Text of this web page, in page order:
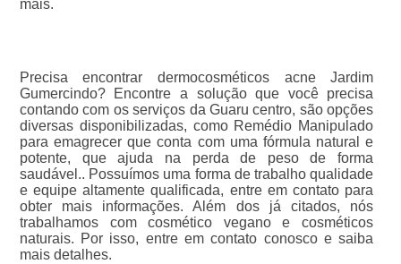
mais.
Precisa encontrar dermocosméticos acne Jardim
Gumercindo? Encontre a solução que você precisa
contando com os serviços da Guaru centro, são opções
diversas disponibilizadas, como Remédio Manipulado
para emagrecer que conta com uma fórmula natural e
potente, que ajuda na perda de peso de forma
saudável.. Possuímos uma forma de trabalho qualidade
e equipe altamente qualificada, entre em contato para
obter mais informações. Além dos já citados, nós
trabalhamos com cosmético vegano e cosméticos
naturais. Por isso, entre em contato conosco e saiba
mais detalhes.